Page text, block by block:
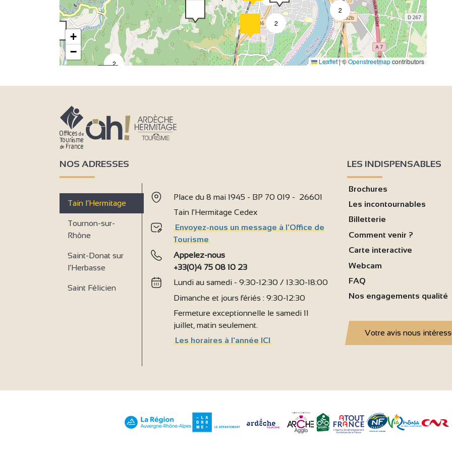
2
6
2
2
+
−
Leaflet|©Openstreetmapcontributors
NOS ADRESSES
Tain l’Hermitage
Tournon-sur-
Rhône
Saint-Donat sur
l’Herbasse
Saint Félicien
Place du 8 mai 1945 - BP 70 019 - 26601
Tain l'Hermitage Cedex
Envoyez-nous un message à l'Office de
Tourisme
Appelez-nous
+33(0)4 75 08 10 23
Lundi au samedi - 9:30-12:30 / 13:30-18:00
Dimanche et jours fériés : 9:30-12:30
Fermeture exceptionnelle le samedi 11
juillet, matin seulement.
Les horaires à l'année ICI
LES INDISPENSABLES
Brochures
Les incontournables
Billetterie
Comment venir ?
Carte interactive
Webcam
FAQ
Nos engagements qualité
Votre avis nous